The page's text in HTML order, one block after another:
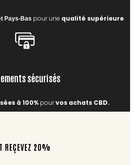
Pays-Bas pour une qualité supérieure.
sécurisés
à 100%pourvos achats CBD.
REÇEVEZ 20%